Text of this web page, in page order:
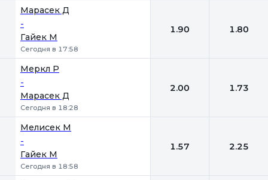
Марасек Д
-
Гайек М
Сегодня в 17:58
1.90 1.80
Меркл Р
-
Марасек Д
Сегодня в 18:28
2.00 1.73
Мелисек М
-
Гайек М
Сегодня в 18:58
1.57 2.25